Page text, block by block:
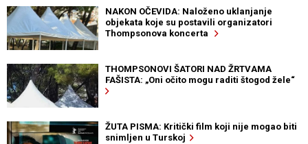
NAKON OČEVIDA: Naloženo uklanjanje
objekata koje su postavili organizatori
Thompsonova koncerta
THOMPSONOVI ŠATORI NAD ŽRTVAMA
FAŠISTA: „Oni očito mogu raditi štogod žele“
ŽUTA PISMA: Kritički film koji nije mogao biti
snimljen u Turskoj